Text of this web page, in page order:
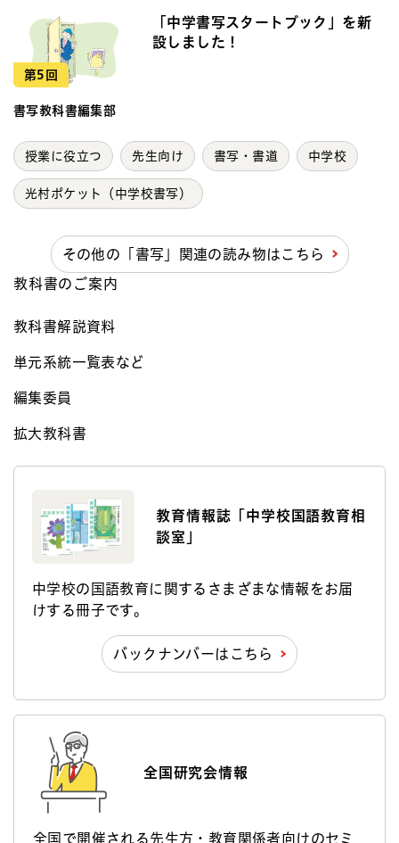
第5回
「中学書写スタートブック」を新
設しました！
書写教科書編集部
授業に役立つ 先生向け 書写・書道 中学校
光村ポケット（中学校書写）
その他の「書写」関連の読み物はこちら
教科書のご案内
教科書解説資料
単元系統一覧表など​
編集委員
拡大教科書
教育情報誌「中学校国語教育相
談室」
中学校の国語教育に関するさまざまな情報をお届
けする冊子です。
バックナンバーはこちら
全国研究会情報
全国で開催される先生方・教育関係者向けのセミ